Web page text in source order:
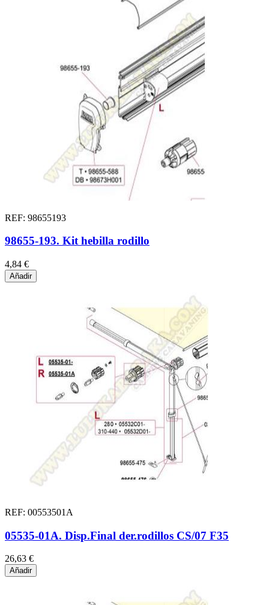
REF: 98655193
98655-193. Kit hebilla rodillo
4,84 €
Añadir
REF: 00553501A
05535-01A. Disp.Final der.rodillos CS/07 F35
26,63 €
Añadir